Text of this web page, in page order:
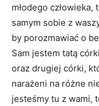
młodego
samym sobie z
by porozmawiać o
Sam jestem tatą
oraz drugiej córki,
narażeni na różne
jesteśmy tu z wami,